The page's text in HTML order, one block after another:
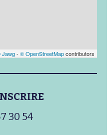
Jawg- © OpenStreetMapcontributors
30 54